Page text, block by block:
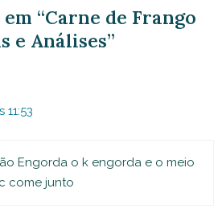
“Carne de Frango
e Análises”
Engorda o k engorda e o meio
come junto